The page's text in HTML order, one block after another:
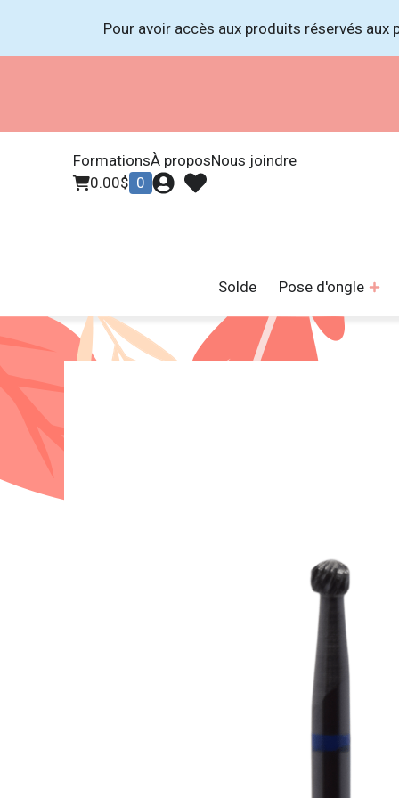
Pour avoir accès aux produits réservés
FormationsÀ proposNous joindre
0.00$ 0
Solde Pose d'ongle